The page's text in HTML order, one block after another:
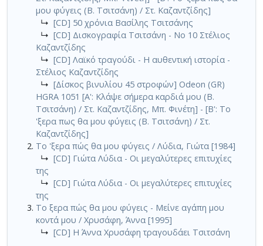
μου φύγεις (Β. Τσιτσάνη) / Στ. Καζαντζίδης]
↳ [CD] 50 χρόνια Βασίλης Τσιτσάνης
↳ [CD] Δισκογραφία Τσιτσάνη - Νο 10 Στέλιος
Καζαντζίδης
↳ [CD] Λαϊκό τραγούδι - Η αυθεντική ιστορία -
Στέλιος Καζαντζίδης
↳ [Δίσκος βινυλίου 45 στροφών] Odeon (GR)
HGRA 1051 [Α': Κλάψε σήμερα καρδιά μου (Β.
Τσιτσάνη) / Στ. Καζαντζίδης, Μπ. Φινέτη] - [Β': Το
'ξερα πως θα μου φύγεις (Β. Τσιτσάνη) / Στ.
Καζαντζίδης]
Το 'ξερα πώς θα μου φύγεις / Λύδια, Γιώτα [1984]
↳ [CD] Γιώτα Λύδια - Οι μεγαλύτερες επιτυχίες
της
↳ [CD] Γιώτα Λύδια - Οι μεγαλύτερες επιτυχίες
της
Το ξερα πώς θα μου φύγεις - Μείνε αγάπη μου
κοντά μου / Χρυσάφη, Άννα [1995]
↳ [CD] Η Άννα Χρυσάφη τραγουδάει Τσιτσάνη